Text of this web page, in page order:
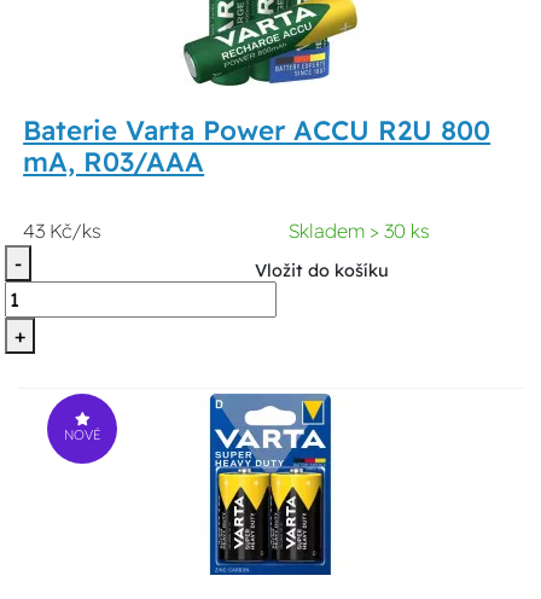
Baterie Varta Power ACCU R2U 800
mA, R03/AAA
43 Kč/ks
Skladem > 30 ks
-
+
Vložit do košíku
NOVÉ